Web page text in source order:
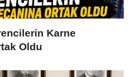
Karne
Oldu